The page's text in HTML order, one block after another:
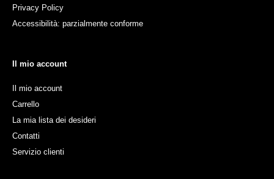
Privacy Policy
Accessibilità: parzialmente conforme
Il mio account
Il mio account
Carrello
La mia lista dei desideri
Contatti
Servizio clienti